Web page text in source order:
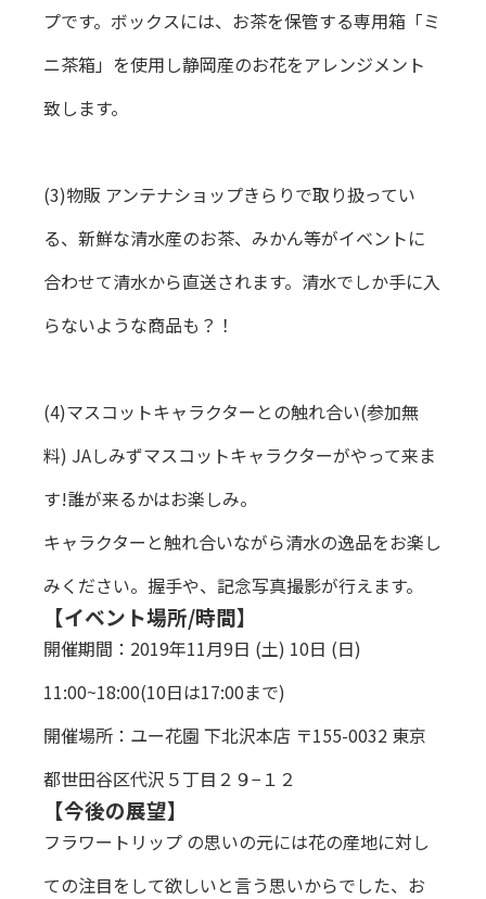
プです。ボックスには、お茶を保管する専用箱「ミ
ニ茶箱」を使用し静岡産のお花をアレンジメント
致します。
(3)物販 アンテナショップきらりで取り扱ってい
る、新鮮な清水産のお茶、みかん等がイベントに
合わせて清水から直送されます。清水でしか手に入
らないような商品も？！
(4)マスコットキャラクターとの触れ合い(参加無
料) JAしみずマスコットキャラクターがやって来ま
す!誰が来るかはお楽しみ。
キャラクターと触れ合いながら清水の逸品をお楽し
みください。握手や、記念写真撮影が行えます。
【イベント場所/時間】
開催期間：2019年11月9日 (土) 10日 (日)
11:00~18:00(10日は17:00まで)
開催場所：ユー花園 下北沢本店 〒155-0032 東京
都世田谷区代沢５丁目２９−１２
【今後の展望】
フラワートリップ の思いの元には花の産地に対し
ての注目をして欲しいと言う思いからでした、お